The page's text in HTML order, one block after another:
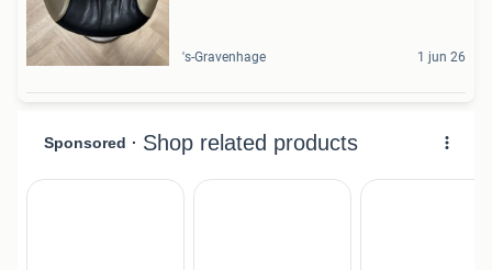
's-Gravenhage 1 jun 26